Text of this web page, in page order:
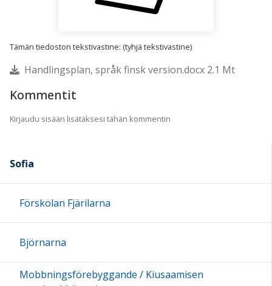
Tämän tiedoston tekstivastine: (tyhjä tekstivastine)
Handlingsplan, språk finsk version.docx 2.1 Mt
Kommentit
Kirjaudu sisään lisätäksesi tähän kommentin
Sofia
Förskolan Fjärilarna
Björnarna
Mobbningsförebyggande / Kiusaamisen